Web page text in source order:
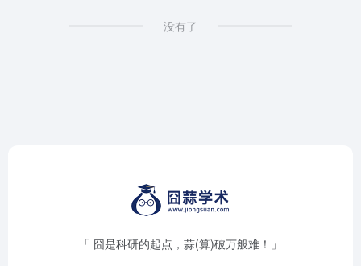
没有了
「 囧是科研的起点，蒜(算)破万般难！」